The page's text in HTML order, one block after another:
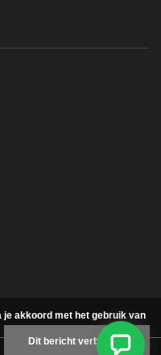
je akkoord met het gebruik van
Dit bericht verbergen